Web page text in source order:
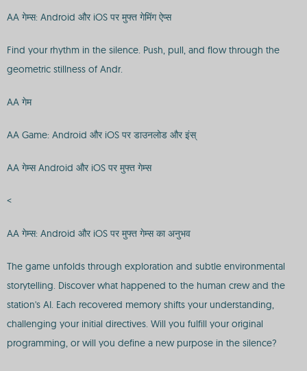
AA गेम्स: Android और iOS पर मुफ्त गेमिंग ऐप्स
Find your rhythm in the silence. Push, pull, and flow through the
geometric stillness of Andr.
AA गेम
AA Game: Android और iOS पर डाउनलोड और इंस्
AA गेम्स Android और iOS पर मुफ्त गेम्स
<
AA गेम्स: Android और iOS पर मुफ्त गेम्स का अनुभव
The game unfolds through exploration and subtle environmental
storytelling. Discover what happened to the human crew and the
station's AI. Each recovered memory shifts your understanding,
challenging your initial directives. Will you fulfill your original
programming, or will you define a new purpose in the silence?